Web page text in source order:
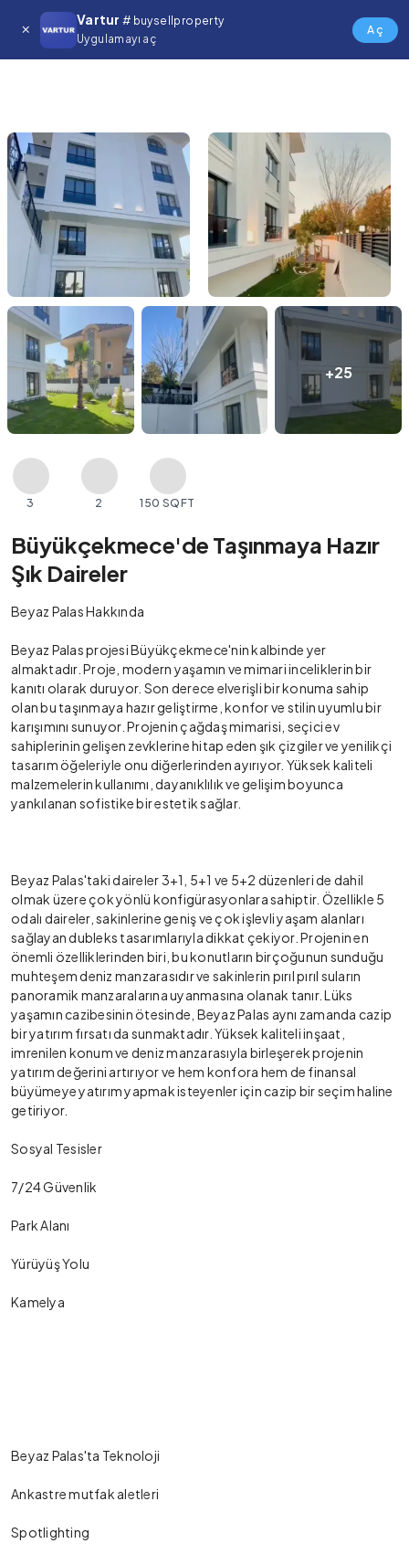
Vartur # buysellproperty
Uygulamayı aç
Aç
+25
3 2 150 SQFT
Büyükçekmece'de Taşınmaya Hazır
Şık Daireler
Beyaz Palas Hakkında
Beyaz Palas projesi Büyükçekmece'nin kalbinde yer
almaktadır. Proje, modern yaşamın ve mimari inceliklerin bir
kanıtı olarak duruyor. Son derece elverişli bir konuma sahip
olan bu taşınmaya hazır geliştirme, konfor ve stilin uyumlu bir
karışımını sunuyor. Projenin çağdaş mimarisi, seçici ev
sahiplerinin gelişen zevklerine hitap eden şık çizgiler ve yenilikçi
tasarım öğeleriyle onu diğerlerinden ayırıyor. Yüksek kaliteli
malzemelerin kullanımı, dayanıklılık ve gelişim boyunca
yankılanan sofistike bir estetik sağlar.
Beyaz Palas'taki daireler 3+1, 5+1 ve 5+2 düzenleri de dahil
olmak üzere çok yönlü konfigürasyonlara sahiptir. Özellikle 5
odalı daireler, sakinlerine geniş ve çok işlevli yaşam alanları
sağlayan dubleks tasarımlarıyla dikkat çekiyor. Projenin en
önemli özelliklerinden biri, bu konutların birçoğunun sunduğu
muhteşem deniz manzarasıdır ve sakinlerin pırıl pırıl suların
panoramik manzaralarına uyanmasına olanak tanır. Lüks
yaşamın cazibesinin ötesinde, Beyaz Palas aynı zamanda cazip
bir yatırım fırsatı da sunmaktadır. Yüksek kaliteli inşaat,
imrenilen konum ve deniz manzarasıyla birleşerek projenin
yatırım değerini artırıyor ve hem konfora hem de finansal
büyümeye yatırım yapmak isteyenler için cazip bir seçim haline
getiriyor.
Sosyal Tesisler
7/24 Güvenlik
Park Alanı
Yürüyüş Yolu
Kamelya
Beyaz Palas'ta Teknoloji
Ankastre mutfak aletleri
Spotlighting